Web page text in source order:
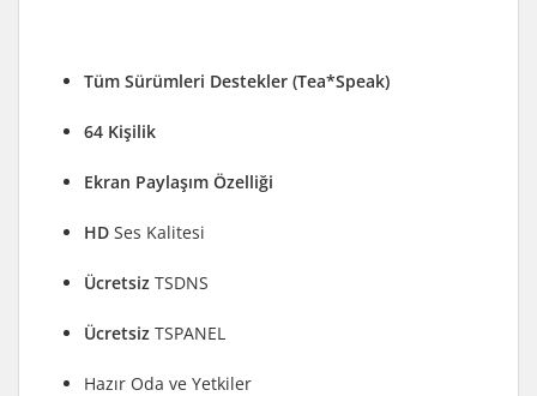
Tüm Sürümleri Destekler (Tea*Speak)
64 Kişilik
Ekran Paylaşım Özelliği
HD Ses Kalitesi
Ücretsiz TSDNS
Ücretsiz TSPANEL
Hazır Oda ve Yetkiler